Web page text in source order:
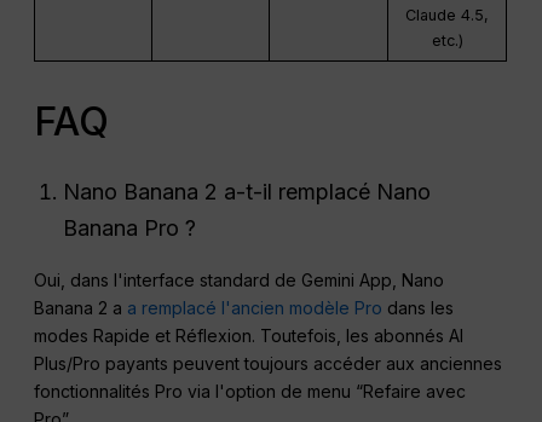
Claude 4.5,
etc.)
FAQ
Nano Banana 2 a-t-il remplacé Nano
Banana Pro ?
Oui, dans l'interface standard de Gemini App, Nano
Banana 2 a a remplacé l'ancien modèle Pro dans les
modes Rapide et Réflexion. Toutefois, les abonnés AI
Plus/Pro payants peuvent toujours accéder aux anciennes
fonctionnalités Pro via l'option de menu “Refaire avec